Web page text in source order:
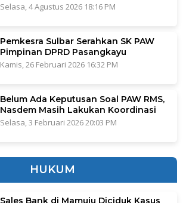
Selasa, 4 Agustus 2026 18:16 PM
Pemkesra Sulbar Serahkan SK PAW
Pimpinan DPRD Pasangkayu
Kamis, 26 Februari 2026 16:32 PM
Belum Ada Keputusan Soal PAW RMS,
Nasdem Masih Lakukan Koordinasi
Selasa, 3 Februari 2026 20:03 PM
HUKUM
Sales Bank di Mamuju Diciduk Kasus